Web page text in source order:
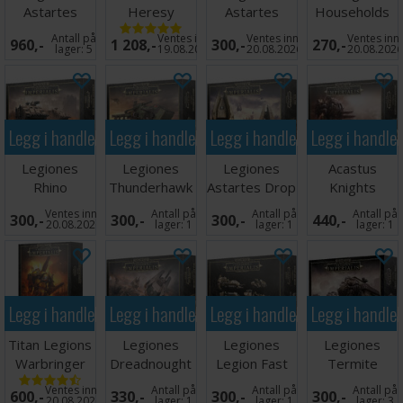
Astartes
Combat Force
960,- Antall på
lager:5
Heresy
Legions
Imperialis
1 208,-Ventes inn
19.08.2026
Astartes
Infantry
300,-Ventes inn
20.08.2026
Households
Questoris
Knights
270,-Ventes inn
20.08.2026
Legg i handlekurven
Legiones
Rhino
Transport
Detachment
300,-Ventes inn
20.08.2026
Legg i handlekurven
Legiones
Thunderhawk
Gunship
300,- Antall på
lager:1
Legg i handlekurven
Legiones
Astartes Drop
Pods
300,- Antall på
lager:1
Legg i
Acastus
Knights
Porphyrion
440,- Antall på
lager:1
Legg i handlekurven
Titan Legions
Warbringer
Nemesis
600,-Ventes inn
Legg i handlekurven
Legiones
Dreadnought
Drop Pods
330,- Antall på
Legg i handlekurven
Legiones
Legion Fast
Attack
300,- Antall på
Legg i
Legiones
Termite
Assault Drills
300,- Antall på